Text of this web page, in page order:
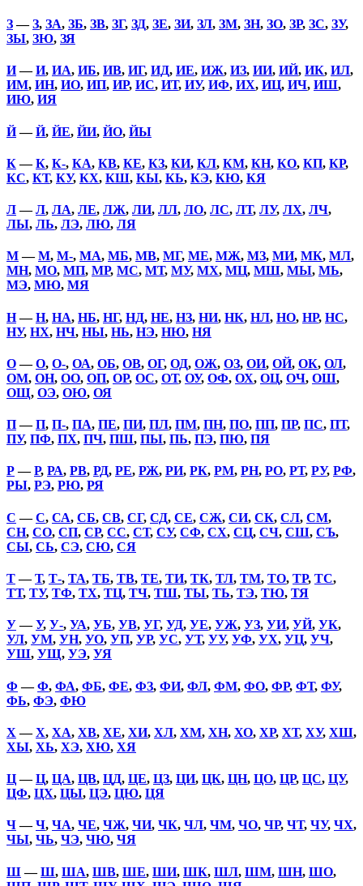
З—З, ЗА, ЗБ, ЗВ, ЗГ, ЗД, ЗЕ, ЗИ, ЗЛ, ЗМ, ЗН, ЗО, ЗР, ЗС, ЗУ,
ЗЫ, ЗЮ, ЗЯ
И—И, ИА, ИБ, ИВ, ИГ, ИД, ИЕ, ИЖ, ИЗ, ИИ, ИЙ, ИК, ИЛ,
ИМ, ИН, ИО, ИП, ИР, ИС, ИТ, ИУ, ИФ, ИХ, ИЦ, ИЧ, ИШ,
ИЮ, ИЯ
Й—Й, ЙЕ, ЙИ, ЙО, ЙЫ
К—К, К-, КА, КВ, КЕ, КЗ, КИ, КЛ, КМ, КН, КО, КП, КР,
КС, КТ, КУ, КХ, КШ, КЫ, КЬ, КЭ, КЮ, КЯ
Л—Л, ЛА, ЛЕ, ЛЖ, ЛИ, ЛЛ, ЛО, ЛС, ЛТ, ЛУ, ЛХ, ЛЧ,
ЛЫ, ЛЬ, ЛЭ, ЛЮ, ЛЯ
М—М, М-, МА, МБ, МВ, МГ, МЕ, МЖ, МЗ, МИ, МК, МЛ,
МН, МО, МП, МР, МС, МТ, МУ, МХ, МЦ, МШ, МЫ, МЬ,
МЭ, МЮ, МЯ
Н—Н, НА, НБ, НГ, НД, НЕ, НЗ, НИ, НК, НЛ, НО, НР, НС,
НУ, НХ, НЧ, НЫ, НЬ, НЭ, НЮ, НЯ
О—О, О-, ОА, ОБ, ОВ, ОГ, ОД, ОЖ, ОЗ, ОИ, ОЙ, ОК, ОЛ,
ОМ, ОН, ОО, ОП, ОР, ОС, ОТ, ОУ, ОФ, ОХ, ОЦ, ОЧ, ОШ,
ОЩ, ОЭ, ОЮ, ОЯ
П—П, П-, ПА, ПЕ, ПИ, ПЛ, ПМ, ПН, ПО, ПП, ПР, ПС, ПТ,
ПУ, ПФ, ПХ, ПЧ, ПШ, ПЫ, ПЬ, ПЭ, ПЮ, ПЯ
Р—Р, РА, РВ, РД, РЕ, РЖ, РИ, РК, РМ, РН, РО, РТ, РУ, РФ,
РЫ, РЭ, РЮ, РЯ
С —С, СА, СБ, СВ, СГ, СД, СЕ, СЖ, СИ, СК, СЛ, СМ,
СН, СО, СП, СР, СС, СТ, СУ, СФ, СХ, СЦ, СЧ, СШ, СЪ,
СЫ, СЬ, СЭ, СЮ, СЯ
Т—Т, Т-, ТА, ТБ, ТВ, ТЕ, ТИ, ТК, ТЛ, ТМ, ТО, ТР, ТС,
ТТ, ТУ, ТФ, ТХ, ТЦ, ТЧ, ТШ, ТЫ, ТЬ, ТЭ, ТЮ, ТЯ
У—У, У-, УА, УБ, УВ, УГ, УД, УЕ, УЖ, УЗ, УИ, УЙ, УК,
УЛ, УМ, УН, УО, УП, УР, УС, УТ, УУ, УФ, УХ, УЦ, УЧ,
УШ, УЩ, УЭ, УЯ
Ф —Ф, ФА, ФБ, ФЕ, ФЗ, ФИ, ФЛ, ФМ, ФО, ФР, ФТ, ФУ,
ФЬ, ФЭ, ФЮ
Х —Х, ХА, ХВ, ХЕ, ХИ, ХЛ, ХМ, ХН, ХО, ХР, ХТ, ХУ, ХШ,
ХЫ, ХЬ, ХЭ, ХЮ, ХЯ
Ц—Ц, ЦА, ЦВ, ЦД, ЦЕ, ЦЗ, ЦИ, ЦК, ЦН, ЦО, ЦР, ЦС, ЦУ,
ЦФ, ЦХ, ЦЫ, ЦЭ, ЦЮ, ЦЯ
Ч—Ч, ЧА, ЧЕ, ЧЖ, ЧИ, ЧК, ЧЛ, ЧМ, ЧО, ЧР, ЧТ, ЧУ, ЧХ,
ЧЫ, ЧЬ, ЧЭ, ЧЮ, ЧЯ
Ш—Ш, ША, ШВ, ШЕ, ШИ, ШК, ШЛ, ШМ, ШН, ШО,